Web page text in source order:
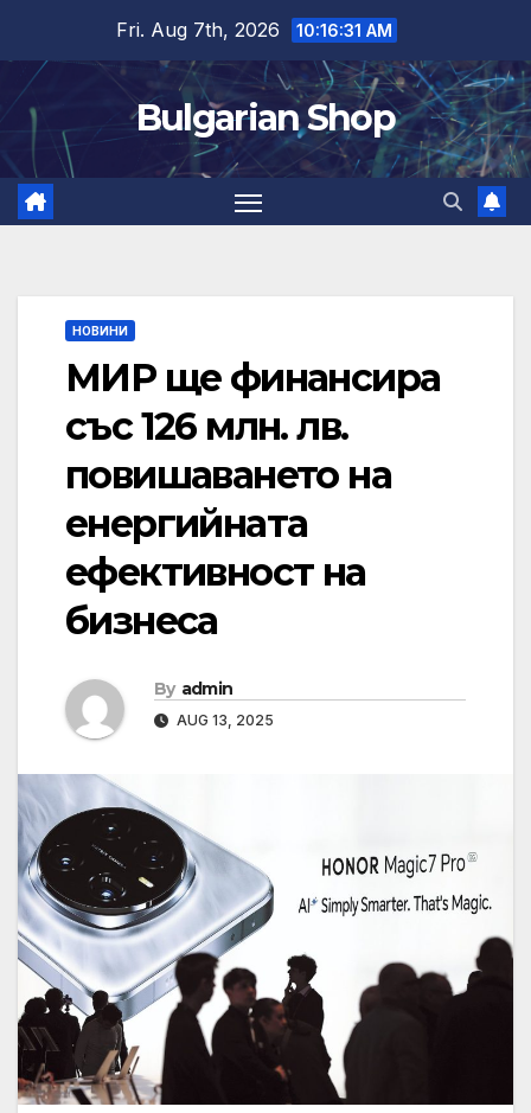
content
Fri. Aug 7th, 2026 10:16:31 AM
Bulgarian Shop
НОВИНИ
МИР ще финансира
със 126 млн. лв.
повишаването на
енергийната
ефективност на
бизнеса
By admin
AUG 13, 2025